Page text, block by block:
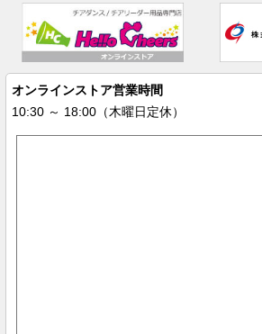
オンラインストア営業時間
10:30 ～ 18:00（木曜日定休）